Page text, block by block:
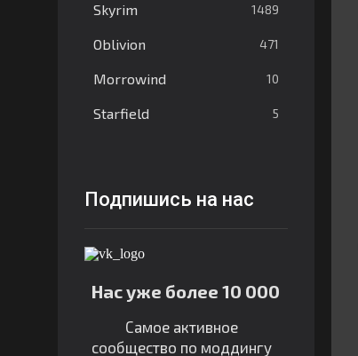
Skyrim 1489
Oblivion 471
Morrowind 10
Starfield 5
Подпишись на нас
Нас уже более 10 000
Самое активное
сообщество по моддингу